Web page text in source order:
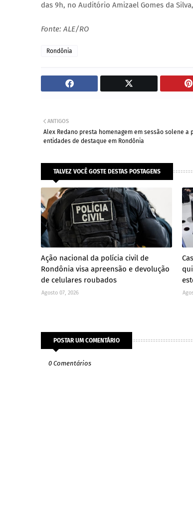
das 9h, no Auditório Amizael Gomes da
Fonte: ALE/RO
Rondônia
ANTIGOS
Alex Redano presta homenagem em sessão solene a
entidades de destaque em Rondônia
TALVEZ VOCÊ GOSTE DESTAS POSTAGENS
Ação nacional da polícia civil de
Rondônia visa apreensão e devolução
de celulares roubados
Agosto 07, 2026
POSTAR UM COMENTÁRIO
0 Comentários